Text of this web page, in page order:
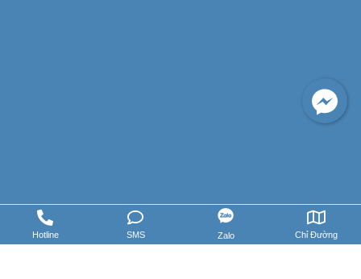
Hotline SMS Zalo Chỉ Đường